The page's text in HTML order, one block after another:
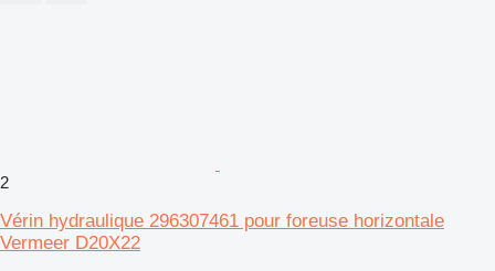
2
Vérin hydraulique 296307461 pour foreuse horizontale
Vermeer D20X22